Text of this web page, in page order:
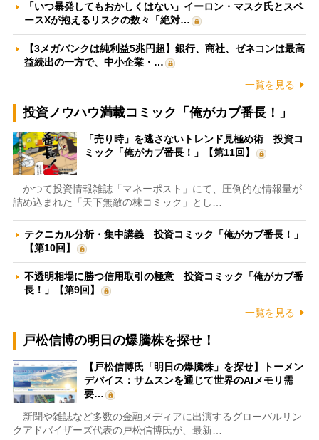
「いつ暴発してもおかしくはない」イーロン・マスク氏とスペ
ースXが抱えるリスクの数々「絶対…
【3メガバンクは純利益5兆円超】銀行、商社、ゼネコンは最高
益続出の一方で、中小企業・…
一覧を見る
投資ノウハウ満載コミック「俺がカブ番長！」
「売り時」を逃さないトレンド見極め術 投資コ
ミック「俺がカブ番長！」【第11回】
かつて投資情報雑誌「マネーポスト」にて、圧倒的な情報量が
詰め込まれた「天下無敵の株コミック」とし…
テクニカル分析・集中講義 投資コミック「俺がカブ番長！」
【第10回】
不透明相場に勝つ信用取引の極意 投資コミック「俺がカブ番
長！」【第9回】
一覧を見る
戸松信博の明日の爆騰株を探せ！
【戸松信博氏「明日の爆騰株」を探せ】トーメン
デバイス：サムスンを通じて世界のAIメモリ需
要…
新聞や雑誌など多数の金融メディアに出演するグローバルリン
クアドバイザーズ代表の戸松信博氏が、最新…